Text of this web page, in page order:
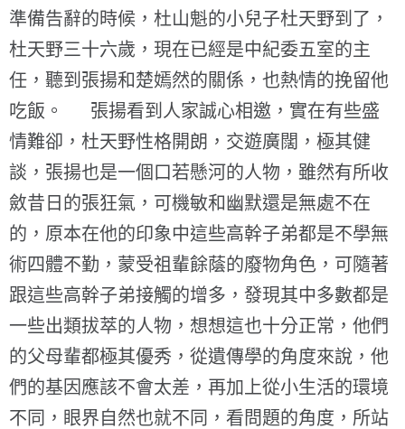
準備告辭的時候，杜山魁的小兒子杜天野到了，
杜天野三十六歲，現在已經是中紀委五室的主
任，聽到張揚和楚嫣然的關係，也熱情的挽留他
吃飯。 張揚看到人家誠心相邀，實在有些盛
情難卻，杜天野性格開朗，交遊廣闊，極其健
談，張揚也是一個口若懸河的人物，雖然有所收
斂昔日的張狂氣，可機敏和幽默還是無處不在
的，原本在他的印象中這些高幹子弟都是不學無
術四體不勤，蒙受祖輩餘蔭的廢物角色，可隨著
跟這些高幹子弟接觸的增多，發現其中多數都是
一些出類拔萃的人物，想想這也十分正常，他們
的父母輩都極其優秀，從遺傳學的角度來說，他
們的基因應該不會太差，再加上從小生活的環境
不同，眼界自然也就不同，看問題的角度，所站